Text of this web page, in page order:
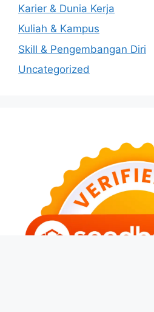
Karier & Dunia Kerja
Kuliah & Kampus
Skill & Pengembangan Diri
Uncategorized